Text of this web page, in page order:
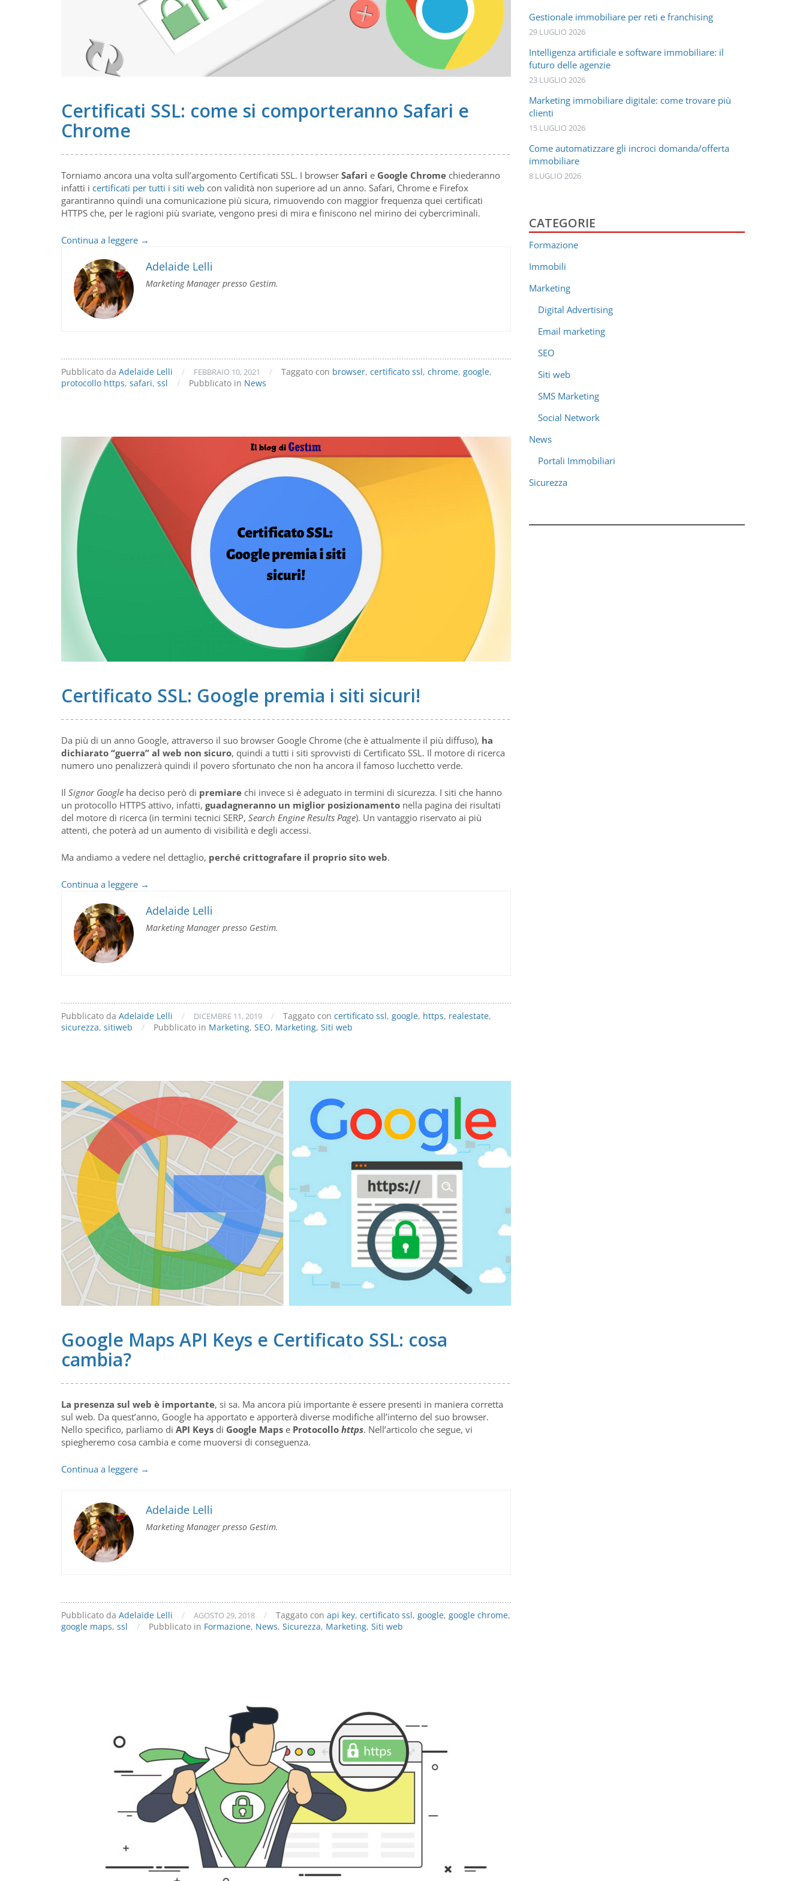
Certificati SSL: come si comporteranno Safari e
Chrome
Torniamo ancora una volta sull’argomento Certificati SSL. I browser Safari e Google Chrome chiederanno
infatti i certificati per tutti i siti web con validità non superiore ad un anno. Safari, Chrome e Firefox
garantiranno quindi una comunicazione più sicura, rimuovendo con maggior frequenza quei certificati
HTTPS che, per le ragioni più svariate, vengono presi di mira e finiscono nel mirino dei cybercriminali.
Continua a leggere Certificati
come
comporteranno
→
Adelaide Lelli
Marketing Manager presso Gestim.
Pubblicato da Adelaide Lelli / FEBBRAIO 10, 2021 / Taggato con browser, certificato ssl, chrome, google,
protocollo https, safari, ssl / Pubblicato in News
Certificato SSL: Google premia i siti sicuri!
Da più di un anno Google, attraverso il suo browser Google Chrome (che è attualmente il più diffuso), ha
dichiarato “guerra” al web non sicuro, quindi a tutti i siti sprovvisti di Certificato SSL. Il motore di ricerca
numero uno penalizzerà quindi il povero sfortunato che non ha ancora il famoso lucchetto verde.
Il Signor Google ha deciso però di premiare chi invece si è adeguato in termini di sicurezza. I siti che hanno
un protocollo HTTPS attivo, infatti, guadagneranno un miglior posizionamento nella pagina dei risultati
del motore di ricerca (in termini tecnici SERP, Search Engine Results Page). Un vantaggio riservato ai più
attenti, che poterà ad un aumento di visibilità e degli accessi.
Ma andiamo a vedere nel dettaglio, perché crittografare il proprio sito web.
Continua a leggere Certificato
Google
premia
→
Adelaide Lelli
Marketing Manager presso Gestim.
Pubblicato da Adelaide Lelli / DICEMBRE 11, 2019 / Taggato con certificato ssl, google, https, realestate,
sicurezza, sitiweb / Pubblicato in Marketing, SEO, Marketing, Siti web
Google Maps API Keys e Certificato SSL: cosa
cambia?
La presenza sul web è importante, si sa. Ma ancora più importante è essere presenti in maniera corretta
sul web. Da quest’anno, Google ha apportato e apporterà diverse modifiche all’interno del suo browser.
Nello specifico, parliamo di API Keys di Google Maps e Protocollo https. Nell’articolo che segue, vi
spiegheremo cosa cambia e come muoversi di conseguenza.
Continua a leggere Google
Keys
Certificato
→
Adelaide Lelli
Marketing Manager presso Gestim.
Pubblicato da Adelaide Lelli / AGOSTO 29, 2018 / Taggato con api key, certificato ssl, google, google chrome,
google maps, ssl / Pubblicato in Formazione, News, Sicurezza, Marketing, Siti web
Gestionale immobiliare per reti e franchising
29 LUGLIO 2026
Intelligenza artificiale e software immobiliare: il
futuro delle agenzie
23 LUGLIO 2026
Marketing immobiliare digitale: come trovare più
clienti
15 LUGLIO 2026
Come automatizzare gli incroci domanda/offerta
immobiliare
8 LUGLIO 2026
CATEGORIE
Formazione
Immobili
Marketing
Digital Advertising
Email marketing
SEO
Siti web
SMS Marketing
Social Network
News
Portali Immobiliari
Sicurezza